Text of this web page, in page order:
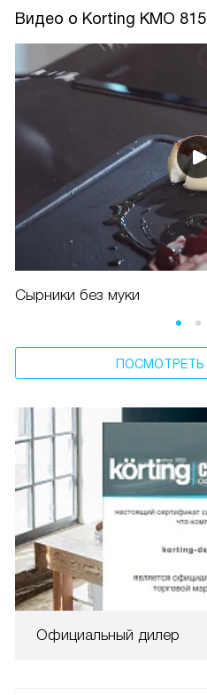
Видео о Korting KMO 815
Сырники без муки
Официальный дилер